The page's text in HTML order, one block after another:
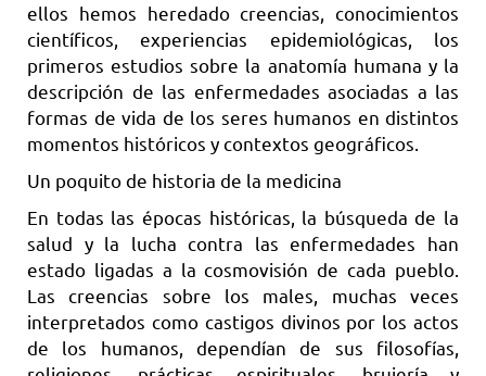
ellos hemos heredado creencias, conocimientos
científicos, experiencias epidemiológicas, los
primeros estudios sobre la anatomía humana y la
descripción de las enfermedades asociadas a las
formas de vida de los seres humanos en distintos
momentos históricos y contextos geográficos.
Un poquito de historia de la medicina
En todas las épocas históricas, la búsqueda de la
salud y la lucha contra las enfermedades han
estado ligadas a la cosmovisión de cada pueblo.
Las creencias sobre los males, muchas veces
interpretados como castigos divinos por los actos
de los humanos, dependían de sus filosofías,